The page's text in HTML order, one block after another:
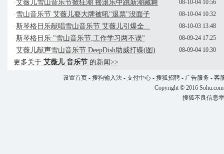
08-10-04 10:56
·艾薇儿雪山音乐节掀狂潮 摇滚乐中跳新潮藏舞
08-10-04 10:32
·雪山音乐节 艾薇儿耍大牌被吼"退票"没面子
08-10-03 13:48
·斯琴格日乐献唱雪山音乐节 艾薇儿引爆全...
08-09-24 17:25
·斯琴格日乐:"雪山音乐节,工作学习两不误"
08-09-04 10:30
·艾薇儿献声雪山音乐节 DeepDish助威打碟(图)
更多关于 艾薇儿 音乐节 的新闻>>
设置首页- 搜狗输入法- 支付中心- 搜狐招聘- 广告服务 - 客
Copyright © 2016
搜狐不良信息